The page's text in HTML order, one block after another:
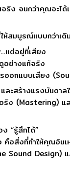
ริง จนกว่าคุณจะ
ห้สมบูรณ์แบบกว่าเดิ
แต่อยู่ที่เสียง
อย่างแท้จริง
รออกแบบเสียง
ละสร้างแรงบันด
ง (Mastering) แ
“รู้สึกได้”
อสิ่งที่ทำให้คุณอินเ
Sound